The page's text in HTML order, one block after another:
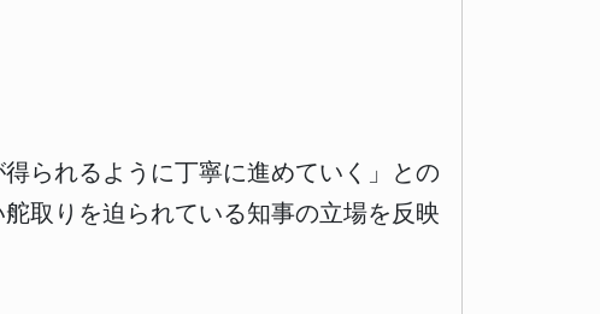
られるように丁寧に進めていく」との
取りを迫られている知事の立場を反映